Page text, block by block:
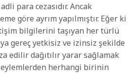
para cezasıdır. Ancak
göre ayrım yapılmıştır. Eğer ki
bilgilerini taşıyan her türlü
gereç yetkisiz ve izinsiz şekilde
edilir dağıtılır yarar sağlamak
herhangi birinin